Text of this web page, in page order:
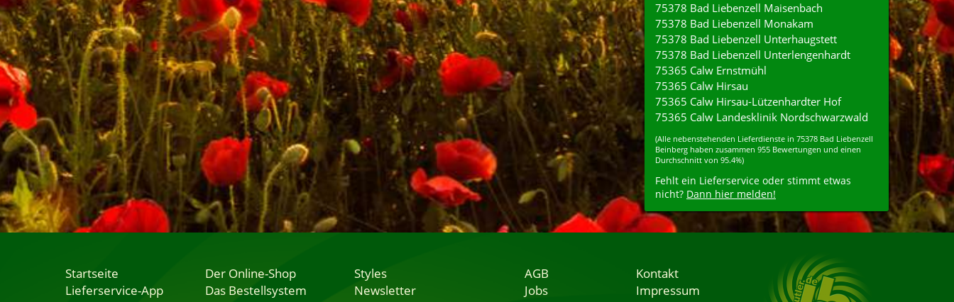
75378 Bad Liebenzell Maisenbach
75378 Bad Liebenzell Monakam
75378 Bad Liebenzell Unterhaugstett
75378 Bad Liebenzell Unterlengenhardt
75365 Calw Ernstmühl
75365 Calw Hirsau
75365 Calw Hirsau-Lützenhardter Hof
75365 Calw Landesklinik Nordschwarzwald
(Alle nebenstehenden Lieferdienste in 75378 Bad Liebenzell
Beinberg haben zusammen 955 Bewertungen und einen
Durchschnitt von 95.4%)
Fehlt ein Lieferservice oder stimmt etwas
nicht? Dann hier melden!
Startseite
Lieferservice-App
Der Online-Shop
Das Bestellsystem
Styles
Newsletter
AGB
Jobs
Kontakt
Impressum